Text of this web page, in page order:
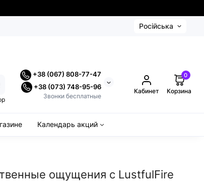
Російська
+38 (067) 808-77-47
+38 (073) 748-95-96
Звонки бесплатные
Кабинет
0
Корзина
Календарь акций
ощущения с LustfulFire